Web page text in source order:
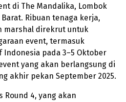
di The Mandalika, Lombok
Ribuan tenaga kerja,
marshal direkrut untuk
event, termasuk
Indonesia pada 3–5 Oktober
yang akan berlangsung di
akhir pekan September 2025.
Round 4, yang akan